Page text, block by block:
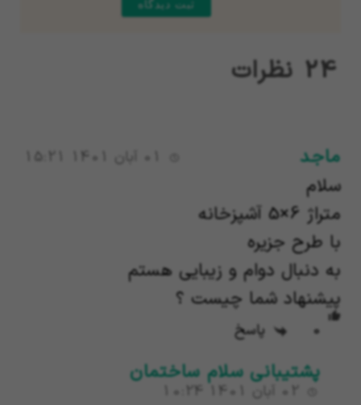
24 نظرات
ماجد
سلام
متراژ 6×5 آشپزخانه
با طرح جزیره
به دنبال دوام و زیبایی هستم
پیشنهاد شما چیست ؟
0 پاسخ
پشتیبانی سلام ساختمان